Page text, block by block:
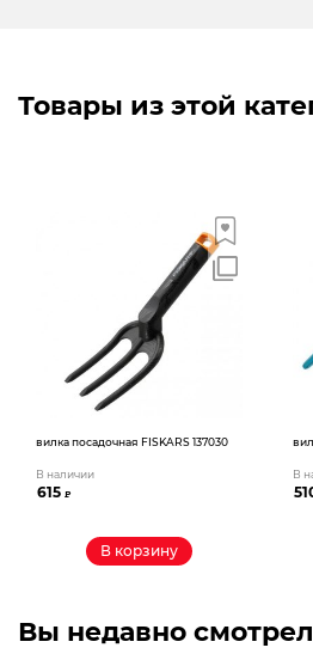
Товары из этой
вилка посадочная FISKARS 137030
В наличии
615₽
В корзину
В
Вы недавно